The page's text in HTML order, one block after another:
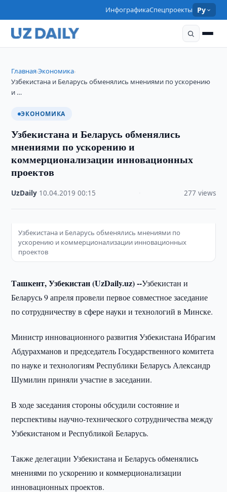
ИнфографикаСпецпроекты Ру
Главная›Экономика›
Узбекистана и Беларусь обменялись мнениями по ускорению
и …
ЭКОНОМИКА
Узбекистана и Беларусь обменялись
мнениями по ускорению и
коммерционализации инновационных
проектов
UzDaily 10.04.2019 ·00:15 277 views
Узбекистана и Беларусь обменялись мнениями по
ускорению и коммерционализации инновационных
проектов
Ташкент, Узбекистан (UzDaily.uz) --Узбекистан и
Беларусь 9 апреля провели первое совместное заседание
по сотрудничеству в сфере науки и технологий в Минске.
Министр инновационного развития Узбекистана Ибрагим
Абдурахманов и председатель Государственного комитета
по науке и технологиям Республики Беларусь Александр
Шумилин приняли участие в заседании.
В ходе заседания стороны обсудили состояние и
перспективы научно-технического сотрудничества между
Узбекистаном и Республикой Беларусь.
Также делегации Узбекистана и Беларусь обменялись
мнениями по ускорению и коммерционализации
инновационных проектов.